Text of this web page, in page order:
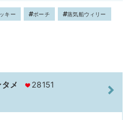
キー ポーチ 蒸気船ウィリー
メ 28151